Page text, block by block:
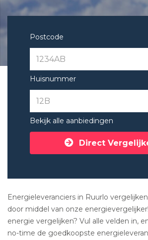
Postcode
Huisnummer
Bekijk alle aanbiedingen
Direct
Energieleveranciers in Ruurlo
door middel van onze
energie vergelijken? Vul alle velden in,
no-time de goedkoopste